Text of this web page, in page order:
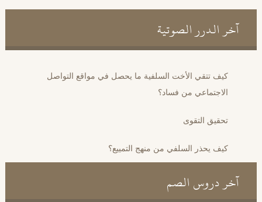
آخر الدرر الصوتية
كيف تتقي الأخت السلفية ما يحصل في مواقع التواصل
الاجتماعي من فساد؟
تحقيق التقوى
كيف يحذر السلفي من منهج التمييع؟
آخر دروس الصم